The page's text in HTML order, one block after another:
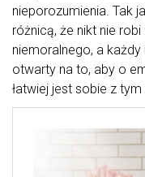
nieporozumienia. Tak
różnicą, że nikt nie
niemoralnego, a
otwarty na to, aby o
łatwiej jest sobie z